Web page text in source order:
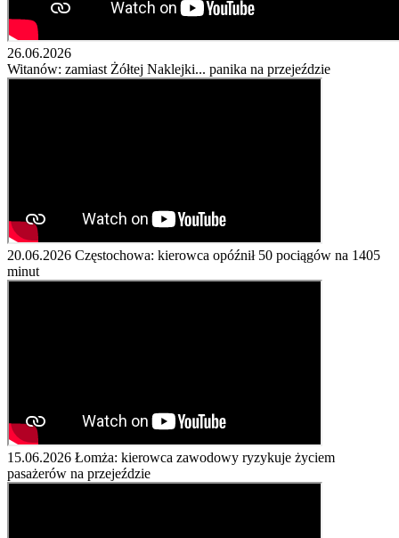
26.06.2026
Witanów: zamiast Żółtej Naklejki... panika na przejeździe
20.06.2026 Częstochowa: kierowca opóźnił 50 pociągów na 1405
minut
15.06.2026 Łomża: kierowca zawodowy ryzykuje życiem
pasażerów na przejeździe